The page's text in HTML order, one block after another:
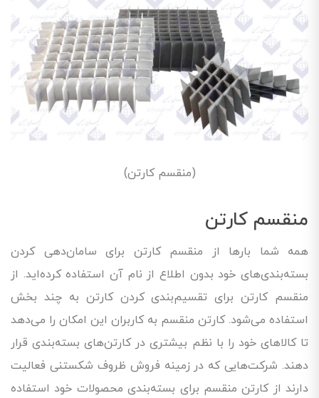
(منقسم کارتن)
منقسم کارتن
همه شما بارها از منقسم کارتن برای سامان‌دهی کردن
بسته‌بندی‌های خود بدون اطلاع از نام آن استفاده کرده‌اید. از
منقسم کارتن برای تقسیم‌بندی کردن کارتن به چند بخش
استفاده می‌شود. کارتن منقسم به کاربران این امکان را می‌دهد
تا کالاهای خود را با نظم بیشتری در کارتن‌های بسته‌بندی قرار
دهند. شرکت‌هایی که در زمینه فروش ظروف شکستنی فعالیت
دارند از کارتن منقسم برای بسته‌بندی محصولات خود استفاده